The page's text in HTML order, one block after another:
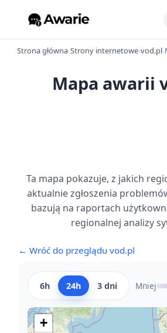
Strona główna›Strony internetowe›vod.pl›
Mapa awarii
Ta mapa pokazuje, z jakich
aktualnie zgłoszenia
bazują na raportach
regionalnej analizy
← Wróć do przeglądu vod.pl
6h 24h 3 dni Mniej
+